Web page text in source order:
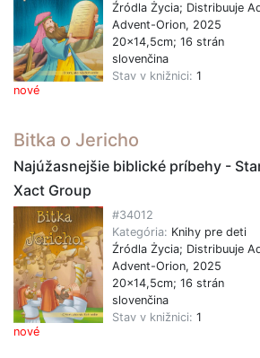
nové
Źródla Życia; Distribuuje
Advent-Orion, 2025
20x14,5cm; 16 strán
slovenčina
Stav v knižnici: 1
Bitka o Jericho
Najúžasnejšie biblické príbehy -
Xact Group
nové
#34012
Kategória: Knihy pre deti
Źródla Życia; Distribuuje
Advent-Orion, 2025
20x14,5cm; 16 strán
slovenčina
Stav v knižnici: 1